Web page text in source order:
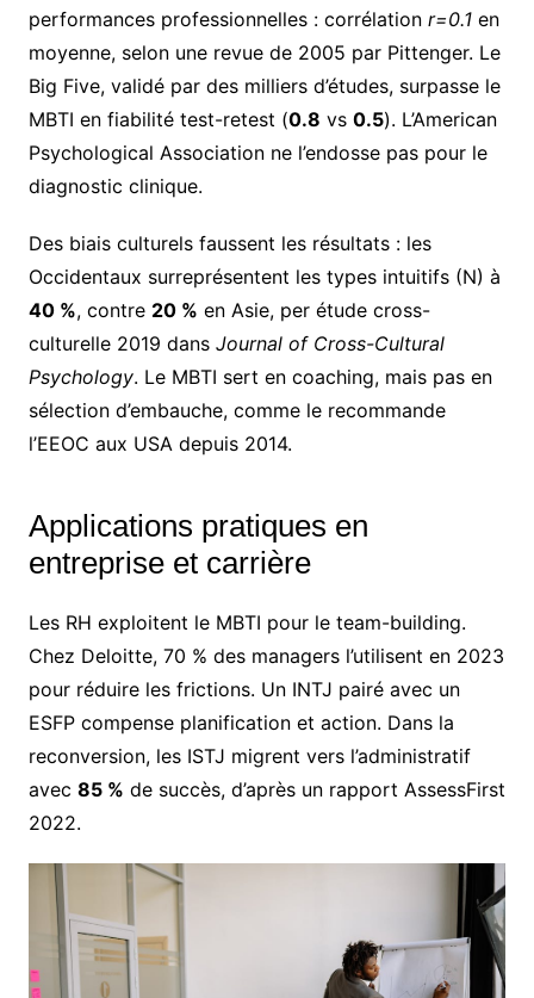
performances professionnelles : corrélation r=0.1en
moyenne, selon une revue de 2005 par Pittenger. Le
Big Five, validé par des milliers d’études, surpasse le
MBTI en fiabilité test-retest (0.8 vs 0.5). L’American
Psychological Association ne l’endosse pas pour le
diagnostic clinique.
Des biais culturels faussent les résultats : les
Occidentaux surreprésentent les types intuitifs (N) à
40 %, contre 20 % en Asie, per étude cross-
culturelle 2019 dans Journal of Cross-Cultural
Psychology. Le MBTI sert en coaching, mais pas en
sélection d’embauche, comme le recommande
l’EEOC aux USA depuis 2014.
Applications pratiques en
entreprise et carrière
Les RH exploitent le MBTI pour le team-building.
Chez Deloitte, 70 % des managers l’utilisent en 2023
pour réduire les frictions. Un INTJ pairé avec un
ESFP compense planification et action. Dans la
reconversion, les ISTJ migrent vers l’administratif
avec 85 % de succès, d’après un rapport AssessFirst
2022.